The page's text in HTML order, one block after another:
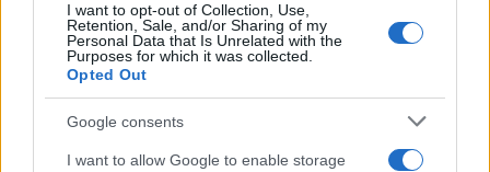
I want to opt-out of Collection, Use,
Retention, Sale, and/or Sharing of my
Personal Data that Is Unrelated with the
Purposes for which it was collected.
Opted Out
Google consents
I want to allow Google to enable storage
Medidas, iluminación y almacenamiento para una isla
de cocina funcional
Lucía Fernández · 3 Ago 2026